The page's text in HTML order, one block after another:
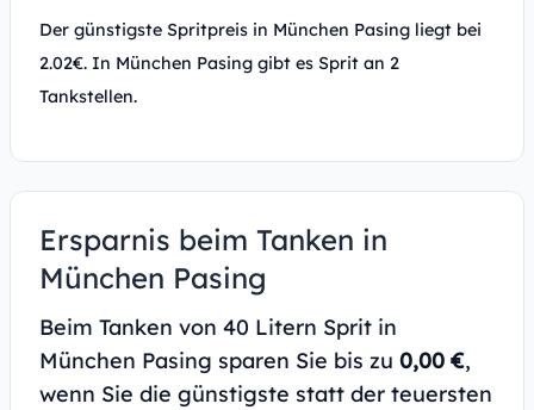
Der günstigste Spritpreis in München Pasing liegt bei
2.02€. In München Pasing gibt es Sprit an 2
Tankstellen.
Ersparnis beim Tanken in
München Pasing
Beim Tanken von 40 Litern Sprit in
München Pasing sparen Sie bis zu 0,00 €,
wenn Sie die günstigste statt der teuersten